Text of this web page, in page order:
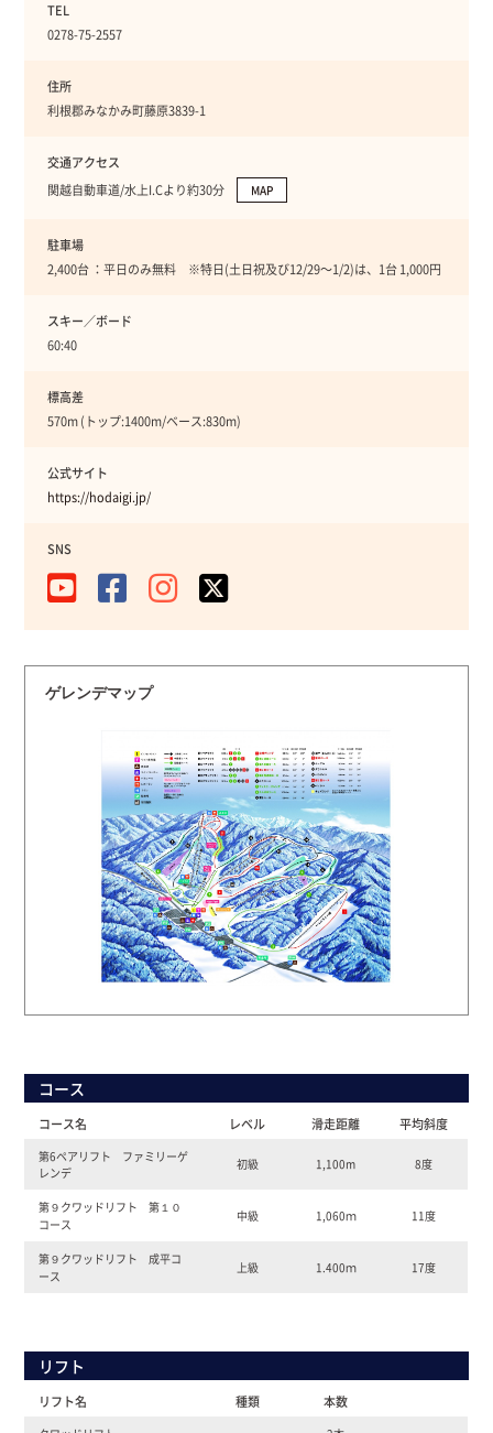
TEL
0278-75-2557
住所
利根郡みなかみ町藤原3839-1
交通アクセス
関越自動車道/水上I.Cより約30分
MAP
駐車場
2,400台 ：平日のみ無料 ※特日(土日祝及び12/29〜1/2)は、1台 1,000円
スキー／ボード
60:40
標高差
570m (トップ:1400m/ベース:830m)
公式サイト
https://hodaigi.jp/
SNS
ゲレンデマップ
コース
コース名 レベル 滑走距離 平均斜度
第6ペアリフト ファミリーゲ
レンデ
初級 1,100m 8度
第９クワッドリフト 第１０
コース
中級 1,060ｍ 11度
第９クワッドリフト 成平コ
ース
上級 1.400ｍ 17度
リフト
リフト名 種類 本数